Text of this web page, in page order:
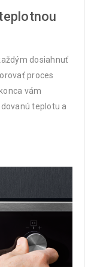
dosiahnuť
proces
vám
teplotu a